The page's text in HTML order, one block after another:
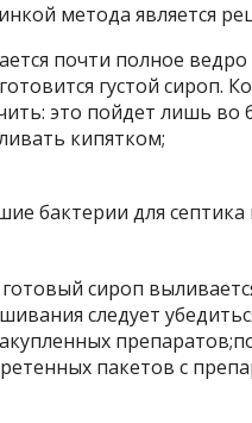
метода является
почти полное
густой сироп.
это пойдет лишь во
кипятком;
сироп
следует
пакетов с